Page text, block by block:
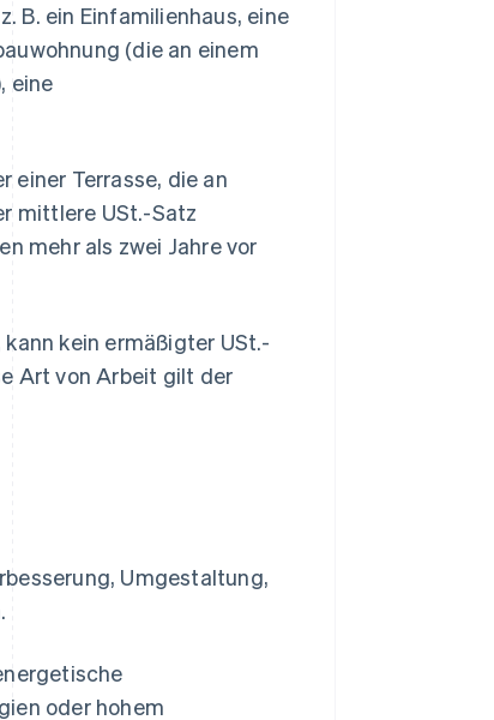
B. ein Einfamilienhaus, eine
(die an einem
eine
einer Terrasse, die an
mittlere USt.-Satz
mehr als zwei Jahre vor
kein ermäßigter USt.-
Art von Arbeit gilt der
Umgestaltung,
oder hohem